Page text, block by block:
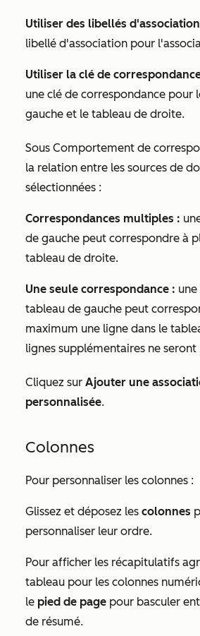
Utiliser des libellés
libellé d'association pour
Utiliser la clé de
une clé de correspondance pour
gauche et le tableau de droite.
Sous Comportement de
la relation entre les sources de
sélectionnées :
Correspondances multiples :
de gauche peut correspondre à
tableau de droite.
Une seule correspondance :
tableau de gauche peut
maximum une ligne dans le
lignes supplémentaires ne seront
Cliquez sur Ajouter une
personnalisée.
Colonnes
Pour personnaliser les colonnes :
Glissez et déposez les colonnes
personnaliser leur ordre.
Pour afficher les récapitulatifs
tableau pour les colonnes
le pied de page pour basculer
de résumé.